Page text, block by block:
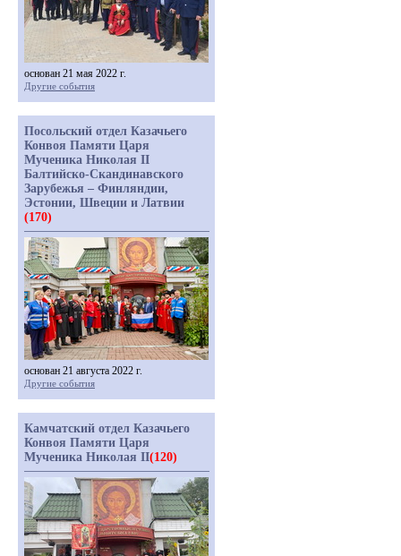
основан 21 мая 2022 г.
Другие события
Посольский отдел Казачьего
Конвоя Памяти Царя
Мученика Николая II
Балтийско-Скандинавского
Зарубежья – Финляндии,
Эстонии, Швеции и Латвии
(170)
основан 21 августа 2022 г.
Другие события
Камчатский отдел Казачьего
Конвоя Памяти Царя
Мученика Николая II(120)